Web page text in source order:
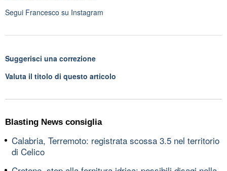
Segui Francesco su Instagram
Suggerisci una correzione
Valuta il titolo di questo articolo
Blasting News consiglia
Calabria, Terremoto: registrata scossa 3.5 nel territorio
di Celico